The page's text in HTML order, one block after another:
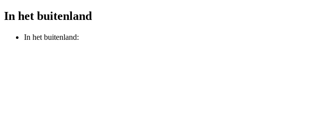
In het buitenland
In het buitenland: